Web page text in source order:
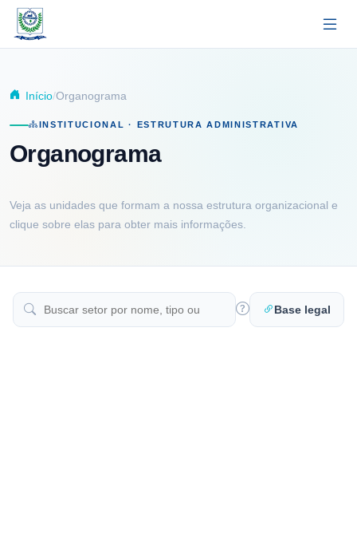
Pular para o conteúdo principal
Início Organograma
INSTITUCIONAL · ESTRUTURA ADMINISTRATIVA
Organograma
Veja as unidades que formam a nossa estrutura organizacional e
clique sobre elas para obter mais informações.
Base legal